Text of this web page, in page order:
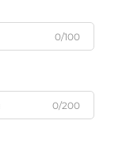
0/100
0/200